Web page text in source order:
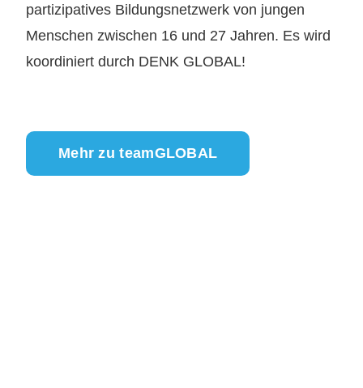
partizipatives Bildungsnetzwerk von jungen
Menschen zwischen 16 und 27 Jahren. Es wird
koordiniert durch DENK GLOBAL!
Mehr zu teamGLOBAL